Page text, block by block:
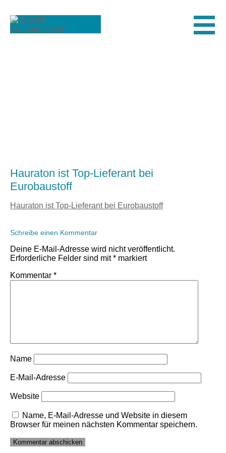
Hauraton ist Top-Lieferant bei
Eurobaustoff
Hauraton ist Top-Lieferant bei Eurobaustoff
Schreibe einen Kommentar
Deine E-Mail-Adresse wird nicht veröffentlicht.
Erforderliche Felder sind mit* markiert
Kommentar *
Name
E-Mail-Adresse
Website
Name, E-Mail-Adresse und Website in diesem
Browser für meinen nächsten Kommentar speichern.